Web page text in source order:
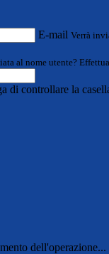
E-mail Verrà
al nome utente?
di controllare la
dell'operazione...